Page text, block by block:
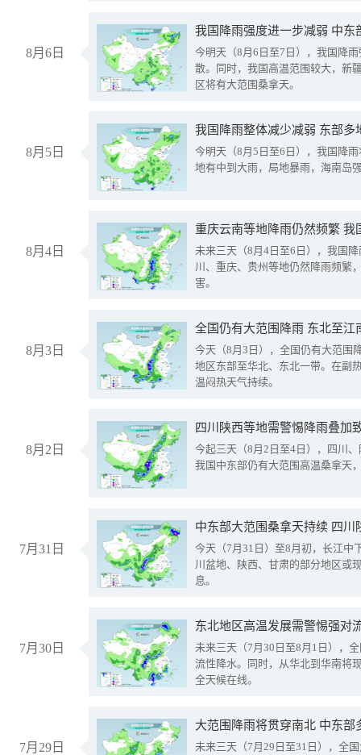
8月6日
今明天（8月6日至7日），我国降
散。同时，我国高温范围较大，新
区将有大范围桑拿天。
8月5日
我国降雨整体减少减弱 东部多
今明天（8月5日至6日），我国降
地有中到大雨，局地暴雨，海南岛
8月4日
重庆云南等地降雨仍然频繁 我
未来三天（8月4日至6日），我国
川、重庆、贵州等地仍然降雨频繁
害。
8月3日
全国仍有大范围降雨 东北至江
今天（8月3日），全国仍有大范围
地区东部至华北、东北一带。在副
温闷热天气持续。
8月2日
今起三天（8月2日至4日），四川
我国中东部仍有大范围高温桑拿天
7月31日
中东部大范围桑拿天持续 四川
今天（7月31日）至8月初，长江中
川盆地、陕西、甘肃的部分地区或
息。
7月30日
东北地区高温发展需警惕强对
未来三天（7月30日至8月1日），
流性降水。同时，从华北到华南将
全天候在线。
7月29日
大范围降雨将贯穿南北 中东部
未来三天（7月29日至31日），全